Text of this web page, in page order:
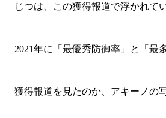
じつは、この獲得報道で浮かれて
2021年に「最優秀防御率」と「最
獲得報道を見たのか、アキーノの写